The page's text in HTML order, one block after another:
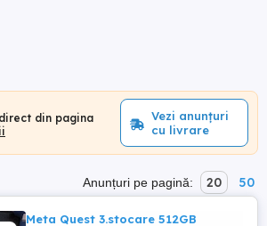
din pagina
Vezi anunțuri
cu livrare
Anunțuri pe pagină: 20 50
Meta Quest 3.stocare 512GB